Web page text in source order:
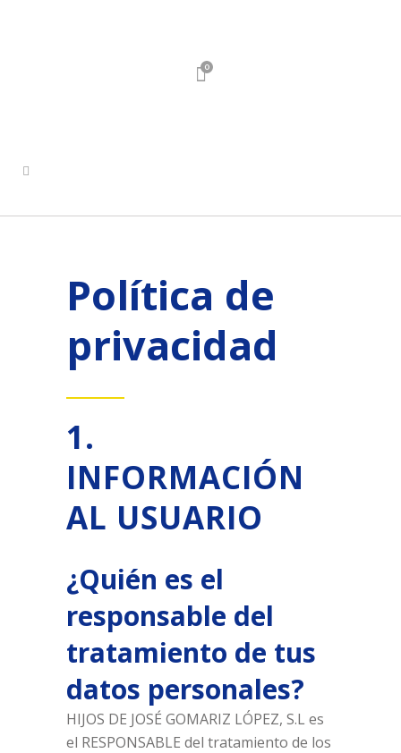
0
Política de
privacidad
1.
INFORMACIÓN
AL USUARIO
¿Quién es el
responsable del
tratamiento de tus
datos personales?
HIJOS DE JOSÉ GOMARIZ LÓPEZ, S.L es
el RESPONSABLE del tratamiento de los